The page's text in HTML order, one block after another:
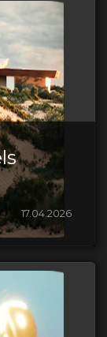
17.04.2026